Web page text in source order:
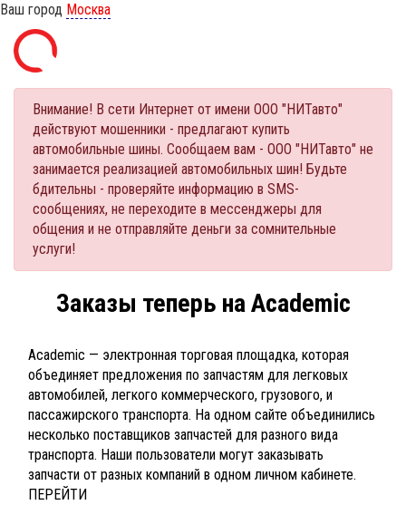
Ваш город Москва
Внимание! В сети Интернет от имени ООО "НИТавто"
действуют мошенники - предлагают купить
автомобильные шины. Сообщаем вам - ООО "НИТавто" не
занимается реализацией автомобильных шин! Будьте
бдительны - проверяйте информацию в SMS-
сообщениях, не переходите в мессенджеры для
общения и не отправляйте деньги за сомнительные
услуги!
Заказы теперь на Academic
Academic — электронная торговая площадка, которая
объединяет предложения по запчастям для легковых
автомобилей, легкого коммерческого, грузового, и
пассажирского транспорта. На одном сайте объединились
несколько поставщиков запчастей для разного вида
транспорта. Наши пользователи могут заказывать
запчасти от разных компаний в одном личном кабинете.
ПЕРЕЙТИ